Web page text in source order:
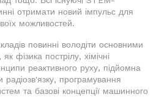
отримати новий імпульс для
можливостей.
повинні володіти основними
фізика пострілу, хімічні
реактивного руху, підйомна
радіозв'язку, програмування
та базові концепції машинного